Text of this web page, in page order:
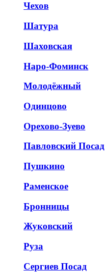
Чехов
Шатура
Шаховская
Наро-Фоминск
Молодёжный
Одинцово
Орехово-Зуево
Павловский Посад
Пушкино
Раменское
Бронницы
Жуковский
Руза
Сергиев Посад